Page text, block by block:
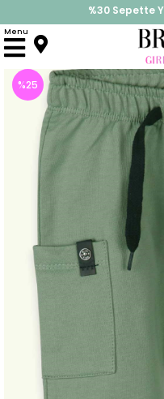
%30 Sepette
İndirimlere ek %10
Menu
Anasayfa Alt Giyim
%25
İndirim